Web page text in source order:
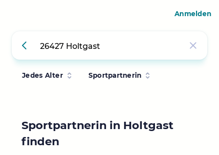
Jedes Alter Sportpartnerin
Sportpartnerin in Holtgast
finden
Anmelden